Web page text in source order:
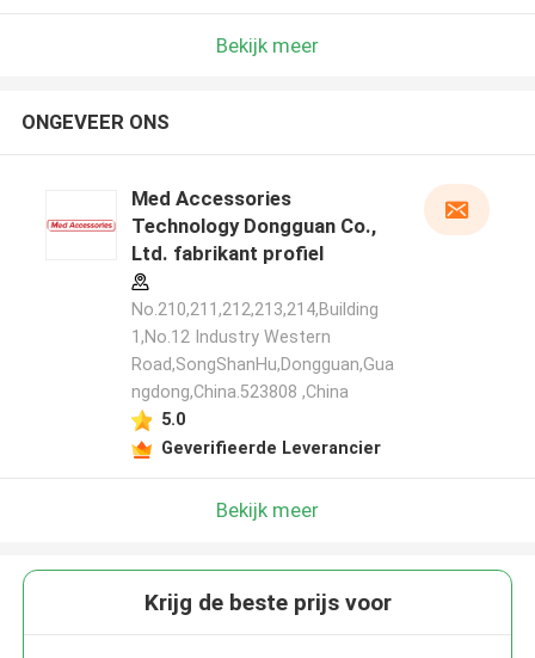
Bekijk meer
ONGEVEER ONS
Med Accessories
Technology Dongguan Co.,
Ltd. fabrikant profiel
No.210,211,212,213,214,Building
1,No.12 Industry Western
Road,SongShanHu,Dongguan,Gua
ngdong,China.523808 ,China
5.0
Geverifieerde Leverancier
Bekijk meer
Krijg de beste prijs voor